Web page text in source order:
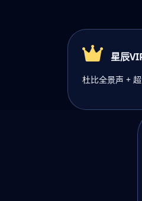
星辰
杜比全景声 +